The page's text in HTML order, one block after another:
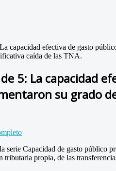
capacidad efectiva de gasto
caída de las TNA.
5: La capacidad
su grado
serie Capacidad de gasto público
tributaria propia, de las